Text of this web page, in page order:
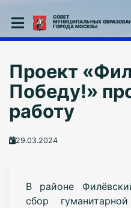
СОВЕТ
МУНИЦИПАЛЬНЫХ
ГОРОДА МОСКВЫ
Проект
Победу!»
работу
29.03.2024
В районе
сбор